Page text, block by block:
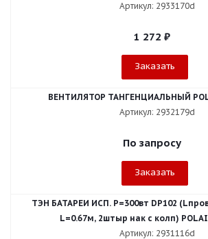
Артикул: 2933170d
1 272 ₽
Заказать
ВЕНТИЛЯТОР ТАНГЕНЦИАЛЬНЫЙ
Артикул: 2932179d
По запросу
Заказать
ТЭН БАТАРЕИ ИСП. Р=300вт DP102
L=0.67м, 2штыр нак с колп)
Артикул: 2931116d